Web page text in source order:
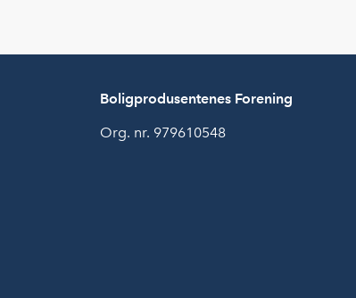
Boligprodusentenes Forening
Org. nr. 979610548